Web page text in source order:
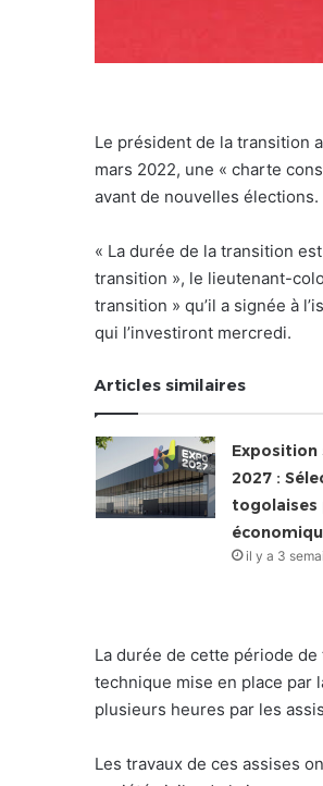
Le président de la transition
mars 2022, une « charte
avant de nouvelles élections.
« La durée de la transition
transition », le lieutenant-
transition » qu’il a signée à
qui l’investiront mercredi.
Articles similaires
Exposition
2027 :
togolaises
il y a 3
La durée de cette période
technique mise en place par
plusieurs heures par les
Les travaux de ces assises